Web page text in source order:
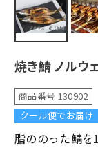
焼き鯖 ノルウ
商品番号 130902
クール便でお届け
脂ののった鯖を